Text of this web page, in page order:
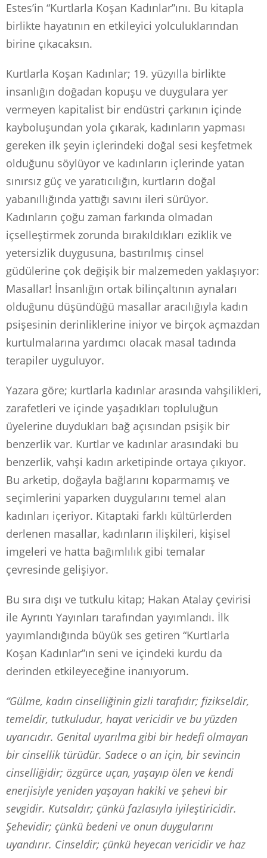
Estes’in “Kurtlarla Koşan Kadınlar”ını. Bu kitapla
birlikte hayatının en etkileyici yolculuklarından
birine çıkacaksın.
Kurtlarla Koşan Kadınlar; 19. yüzyılla birlikte
insanlığın doğadan kopuşu ve duygulara yer
vermeyen kapitalist bir endüstri çarkının içinde
kayboluşundan yola çıkarak, kadınların yapması
gereken ilk şeyin içlerindeki doğal sesi keşfetmek
olduğunu söylüyor ve kadınların içlerinde yatan
sınırsız güç ve yaratıcılığın, kurtların doğal
yabanıllığında yattığı savını ileri sürüyor.
Kadınların çoğu zaman farkında olmadan
içselleştirmek zorunda bırakıldıkları eziklik ve
yetersizlik duygusuna, bastırılmış cinsel
güdülerine çok değişik bir malzemeden yaklaşıyor:
Masallar! İnsanlığın ortak bilinçaltının aynaları
olduğunu düşündüğü masallar aracılığıyla kadın
psişesinin derinliklerine iniyor ve birçok açmazdan
kurtulmalarına yardımcı olacak masal tadında
terapiler uyguluyor.
Yazara göre; kurtlarla kadınlar arasında vahşilikleri,
zarafetleri ve içinde yaşadıkları topluluğun
üyelerine duydukları bağ açısından psişik bir
benzerlik var. Kurtlar ve kadınlar arasındaki bu
benzerlik, vahşi kadın arketipinde ortaya çıkıyor.
Bu arketip, doğayla bağlarını koparmamış ve
seçimlerini yaparken duygularını temel alan
kadınları içeriyor. Kitaptaki farklı kültürlerden
derlenen masallar, kadınların ilişkileri, kişisel
imgeleri ve hatta bağımlılık gibi temalar
çevresinde gelişiyor.
Bu sıra dışı ve tutkulu kitap; Hakan Atalay çevirisi
ile Ayrıntı Yayınları tarafından yayımlandı. İlk
yayımlandığında büyük ses getiren “Kurtlarla
Koşan Kadınlar”ın seni ve içindeki kurdu da
derinden etkileyeceğine inanıyorum.
“Gülme, kadın cinselliğinin gizli tarafıdır; fizikseldir,
temeldir, tutkuludur, hayat vericidir ve bu yüzden
uyarıcıdır. Genital uyarılma gibi bir hedefi olmayan
bir cinsellik türüdür. Sadece o an için, bir sevincin
cinselliğidir; özgürce uçan, yaşayıp ölen ve kendi
enerjisiyle yeniden yaşayan hakiki ve şehevi bir
sevgidir. Kutsaldır; çünkü fazlasıyla iyileştiricidir.
Şehevidir; çünkü bedeni ve onun duygularını
uyandırır. Cinseldir; çünkü heyecan vericidir ve haz